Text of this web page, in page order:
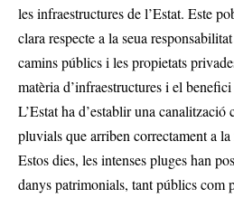
les infraestructures de l’Estat. Este
clara respecte a la seua
camins públics i les propietats
matèria d’infraestructures i el
L’Estat ha d’establir una canalització
pluvials que arriben correctament a
Estos dies, les intenses pluges han
danys patrimonials, tant públics com